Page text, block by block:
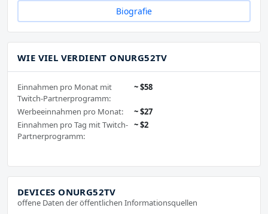
Biografie
WIE VIEL VERDIENT ONURG52TV
Einnahmen pro Monat mit
Twitch-Partnerprogramm:
~ $58
Werbeeinnahmen pro Monat:
~ $27
Einnahmen pro Tag mit Twitch-
Partnerprogramm:
~ $2
DEVICES ONURG52TV
offene Daten der öffentlichen Informationsquellen